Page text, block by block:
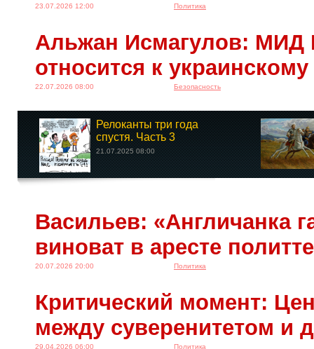
23.07.2026 12:00 Политика
Альжан Исмагулов: МИД
относится к
22.07.2026 08:00 Безопасность
Релоканты три года
спустя. Часть 3
21.07.2025 08:00
Васильев: «Англичанка
виноват в аресте
20.07.2026 20:00 Политика
Критический момент:
между суверенитетом и
29.04.2026 06:00 Политика